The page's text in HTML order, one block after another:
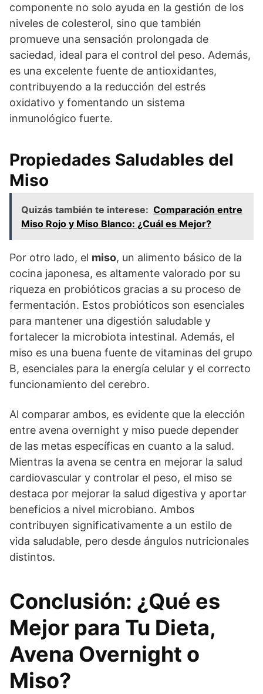
componente no solo ayuda en la gestión de los
niveles de colesterol, sino que también
promueve una sensación prolongada de
saciedad, ideal para el control del peso. Además,
es una excelente fuente de antioxidantes,
contribuyendo a la reducción del estrés
oxidativo y fomentando un sistema
inmunológico fuerte.
Propiedades Saludables del
Miso
Quizás también te interese: Comparación entre
Miso Rojo y Miso Blanco: ¿Cuál es Mejor?
Por otro lado, el miso, un alimento básico de la
cocina japonesa, es altamente valorado por su
riqueza en probióticos gracias a su proceso de
fermentación. Estos probióticos son esenciales
para mantener una digestión saludable y
fortalecer la microbiota intestinal. Además, el
miso es una buena fuente de vitaminas del grupo
B, esenciales para la energía celular y el correcto
funcionamiento del cerebro.
Al comparar ambos, es evidente que la elección
entre avena overnight y miso puede depender
de las metas específicas en cuanto a la salud.
Mientras la avena se centra en mejorar la salud
cardiovascular y controlar el peso, el miso se
destaca por mejorar la salud digestiva y aportar
beneficios a nivel microbiano. Ambos
contribuyen significativamente a un estilo de
vida saludable, pero desde ángulos nutricionales
distintos.
Conclusión: ¿Qué es
Mejor para Tu Dieta,
Avena Overnight o
Miso?